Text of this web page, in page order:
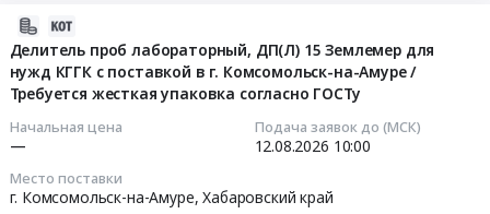
Делитель проб лабораторный, ДП(Л) 15 Землемер для
нужд КГГК с поставкой в г. Комсомольск-на-Амуре /
Требуется жесткая упаковка согласно ГОСТу
Начальная цена
—
Подача заявок до (МСК)
12.08.2026 10:00
Место поставки
г. Комсомольск-на-Амуре,Хабаровский край